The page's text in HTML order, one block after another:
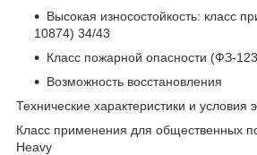
Высокая износостойкость: класс
10874) 34/43
Класс пожарной опасности (ФЗ-
Возможность восстановления
Технические характеристики и условия
Класс применения для общественных
Heavy